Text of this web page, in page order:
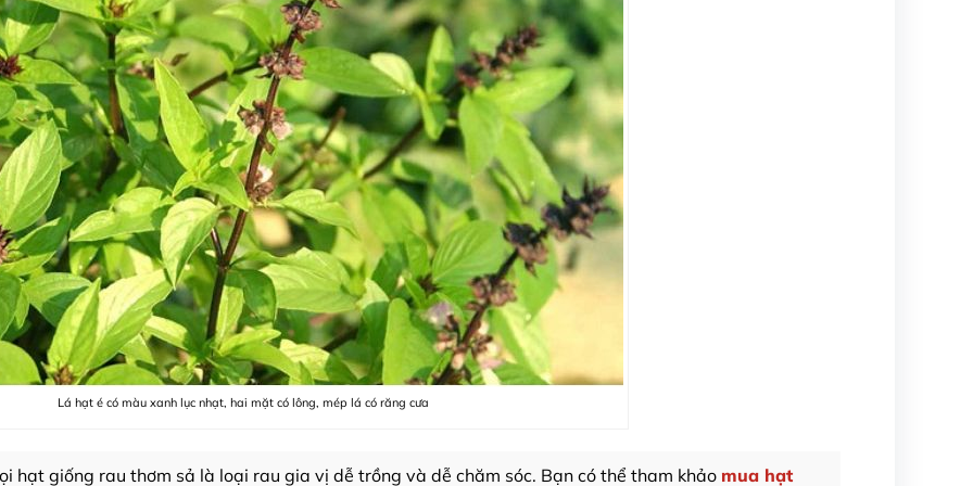
Lá hạt é có màu xanh lục nhạt, hai mặt có lông, mép lá có răng cưa
hạt giống rau thơm sả là loại rau gia vị dễ trồng và dễ chăm sóc. Bạn có thể tham khảo mua hạt